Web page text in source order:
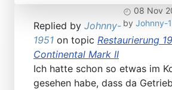
08 Nov
by Johnny-
Replied by Johnny-
1951 on topic Restaurierung
Continental Mark II
Ich hatte schon so etwas im
gesehen habe, dass da